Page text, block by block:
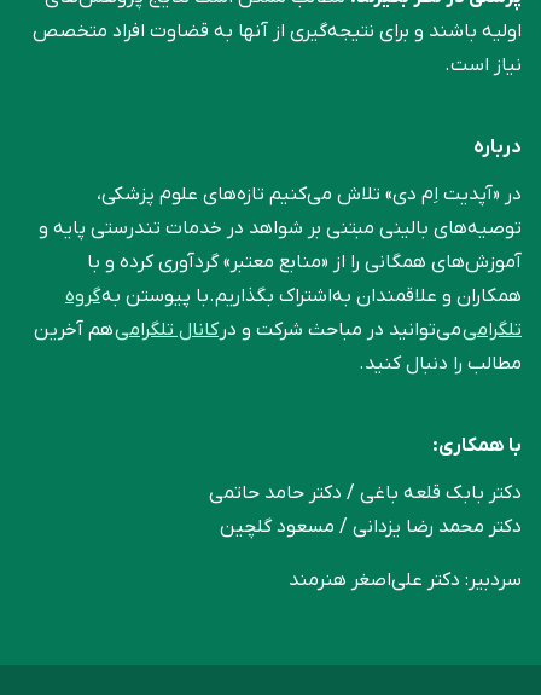
اولیه باشند و برای نتیجه‌گیری از آنها به قضاوت افراد متخصص
نیاز است.
درباره
در «آپدیت اِم دی» تلاش می‌کنیم تازه‌های علوم پزشکی،
توصیه‌های بالینی مبتنی بر شواهد در خدمات تندرستی پایه و
آموزش‌های همگانی را از «منابع معتبر» گردآوری کرده و با
همکاران و علاقمندان به‌اشتراک بگذاریم.با پیوستن بهگروه
تلگرامیمی‌توانید در مباحث شرکت و درکانال تلگرامیهم آخرین
مطالب را دنبال کنید.
با همکاری:
دکتر بابک قلعه‌ باغی / دکتر حامد حاتمی
دکتر محمد رضا یزدانی / مسعود گلچین
سردبیر: دکتر علی‌اصغر هنرمند